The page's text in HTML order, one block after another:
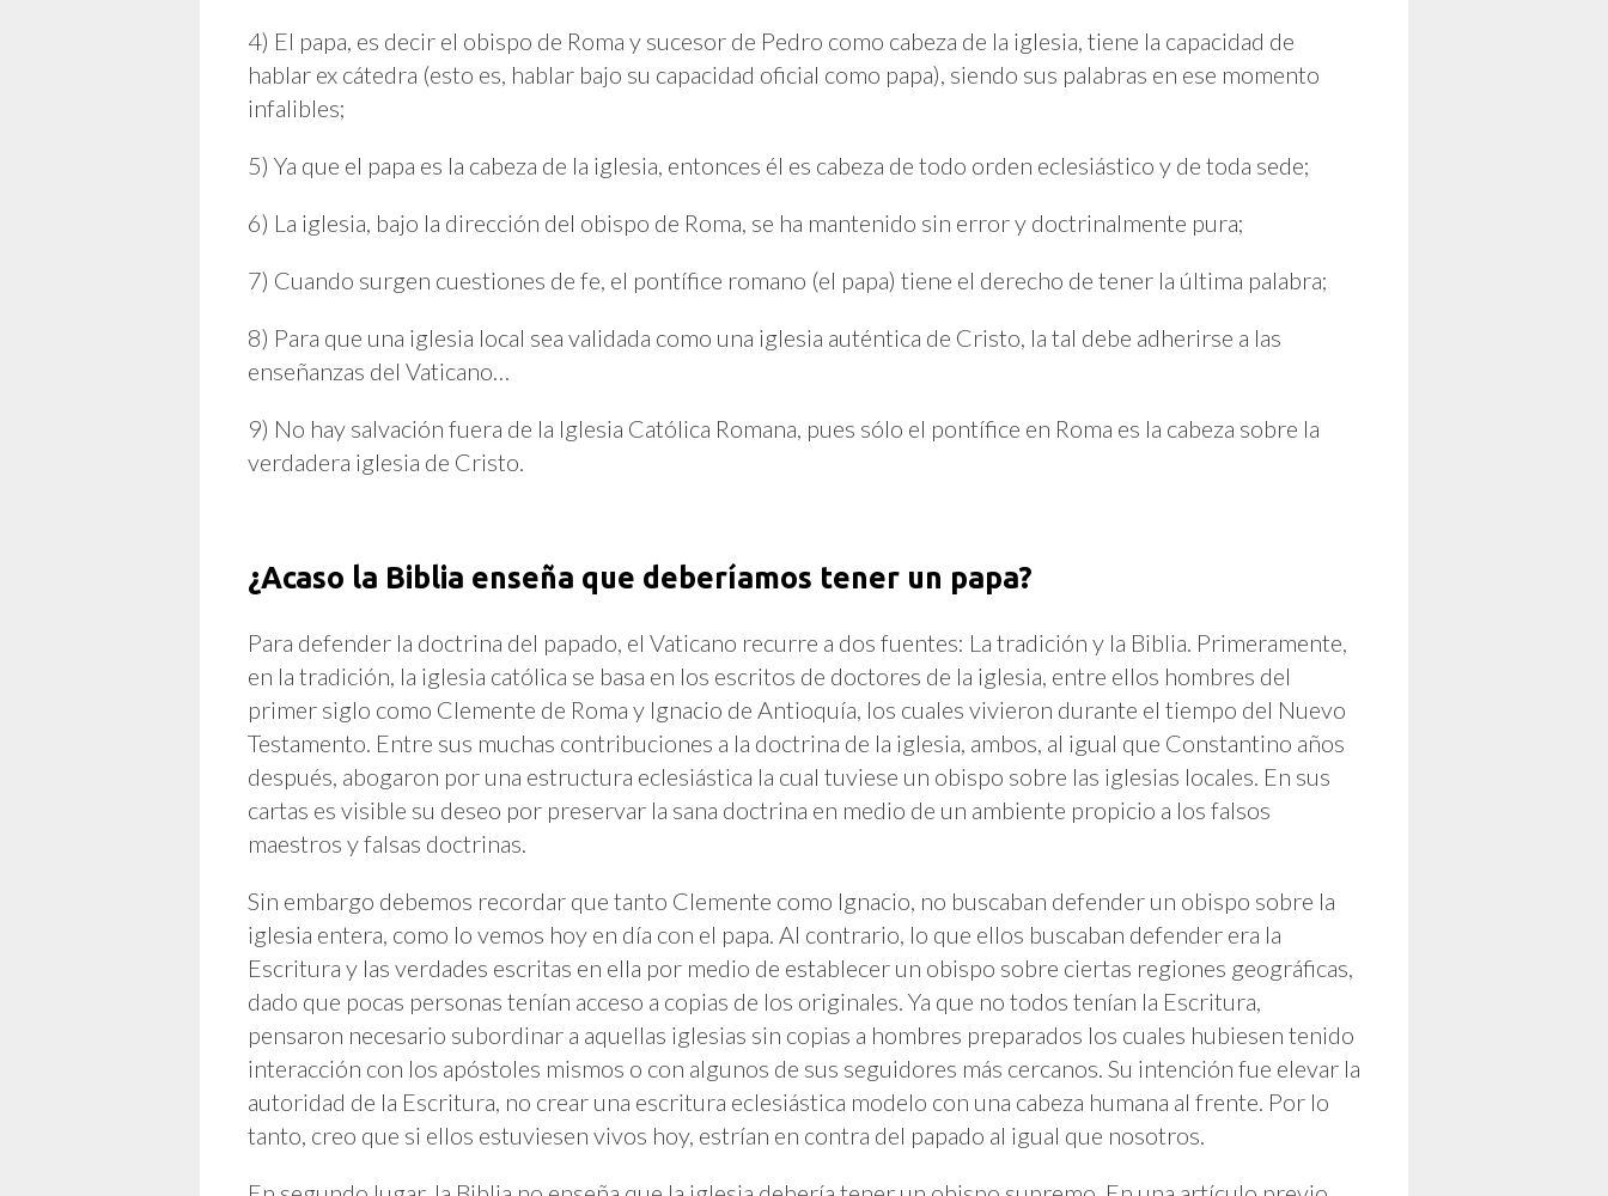
4) El papa, es decir el obispo de Roma y sucesor de Pedro como cabeza de la iglesia, tiene la capacidad de
hablar ex cátedra (esto es, hablar bajo su capacidad oficial como papa), siendo sus palabras en ese momento
infalibles;
5) Ya que el papa es la cabeza de la iglesia, entonces él es cabeza de todo orden eclesiástico y de toda sede;
6) La iglesia, bajo la dirección del obispo de Roma, se ha mantenido sin error y doctrinalmente pura;
7) Cuando surgen cuestiones de fe, el pontífice romano (el papa) tiene el derecho de tener la última palabra;
8) Para que una iglesia local sea validada como una iglesia auténtica de Cristo, la tal debe adherirse a las
enseñanzas del Vaticano…
9) No hay salvación fuera de la Iglesia Católica Romana, pues sólo el pontífice en Roma es la cabeza sobre la
verdadera iglesia de Cristo.
¿Acaso la Biblia enseña que deberíamos tener un papa?
Para defender la doctrina del papado, el Vaticano recurre a dos fuentes: La tradición y la Biblia. Primeramente,
en la tradición, la iglesia católica se basa en los escritos de doctores de la iglesia, entre ellos hombres del
primer siglo como Clemente de Roma y Ignacio de Antioquía, los cuales vivieron durante el tiempo del Nuevo
Testamento. Entre sus muchas contribuciones a la doctrina de la iglesia, ambos, al igual que Constantino años
después, abogaron por una estructura eclesiástica la cual tuviese un obispo sobre las iglesias locales. En sus
cartas es visible su deseo por preservar la sana doctrina en medio de un ambiente propicio a los falsos
maestros y falsas doctrinas.
Sin embargo debemos recordar que tanto Clemente como Ignacio, no buscaban defender un obispo sobre la
iglesia entera, como lo vemos hoy en día con el papa. Al contrario, lo que ellos buscaban defender era la
Escritura y las verdades escritas en ella por medio de establecer un obispo sobre ciertas regiones geográficas,
dado que pocas personas tenían acceso a copias de los originales. Ya que no todos tenían la Escritura,
pensaron necesario subordinar a aquellas iglesias sin copias a hombres preparados los cuales hubiesen tenido
interacción con los apóstoles mismos o con algunos de sus seguidores más cercanos. Su intención fue elevar la
autoridad de la Escritura, no crear una escritura eclesiástica modelo con una cabeza humana al frente. Por lo
tanto, creo que si ellos estuviesen vivos hoy, estrían en contra del papado al igual que nosotros.